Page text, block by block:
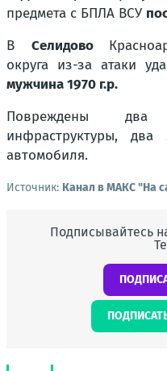
предмета с БПЛА ВСУ
В Селидово
округа из-за атаки
мужчина 1970 г.р.
Повреждены два
инфраструктуры,
автомобиля.
Источник: Канал в МАКС "На
Подписывайтесь